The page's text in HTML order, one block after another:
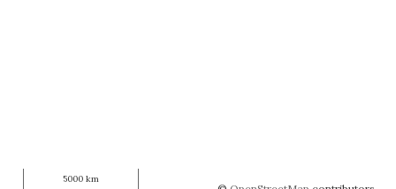
5000 km